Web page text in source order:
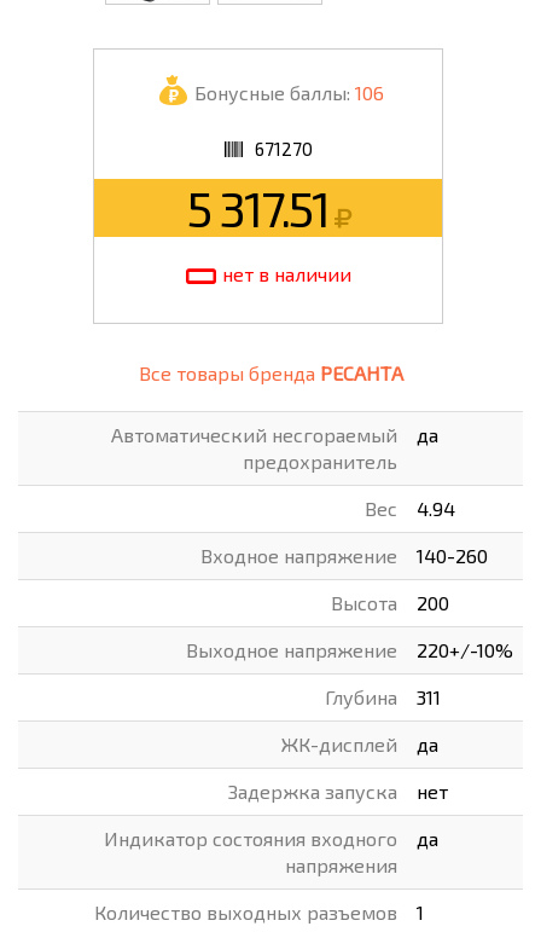
Бонусные баллы: 106
671270
5 317.51
нет в наличии
Все товары бренда РЕСАНТА
Автоматический несгораемый
предохранитель
да
Вес 4.94
Входное напряжение 140-260
Высота 200
Выходное напряжение 220+/-10%
Глубина 311
ЖК-дисплей да
Задержка запуска нет
Индикатор состояния входного
напряжения
да
Количество выходных разъемов 1